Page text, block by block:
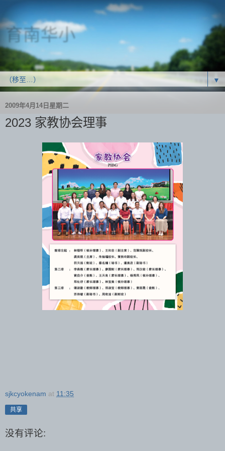
育南华小
SJK(C) Yoke Nam
▼
2009年4月14日星期二
2023 家教协会理事
sjkcyokenam at 11:35
共享
没有评论: